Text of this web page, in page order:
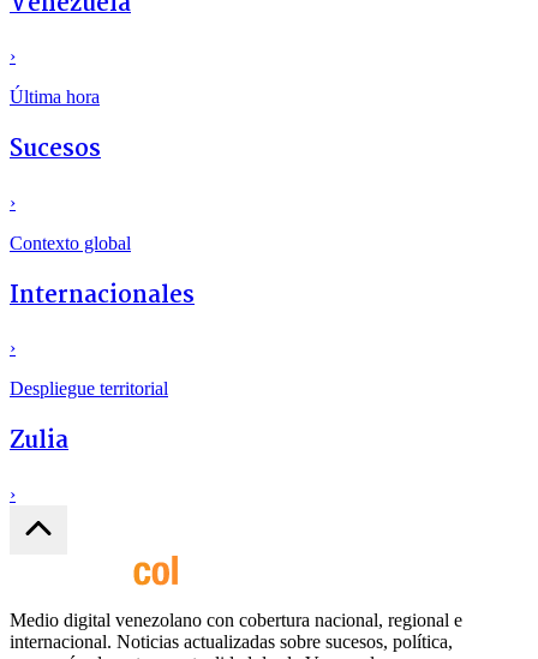
›
Última hora
Sucesos
›
Contexto global
Internacionales
›
Despliegue territorial
Zulia
›
Medio digital venezolano con cobertura nacional, regional e
internacional. Noticias actualizadas sobre sucesos, política,